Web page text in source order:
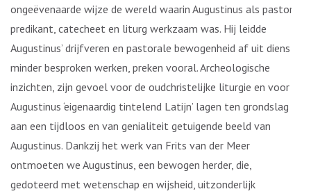
ongeëvenaarde wijze de wereld waarin Augustinus als pastor,
predikant, catecheet en liturg werkzaam was. Hij leidde
Augustinus’ drijfveren en pastorale bewogenheid af uit diens
minder besproken werken, preken vooral. Archeologische
inzichten, zijn gevoel voor de oudchristelijke liturgie en voor
Augustinus ‘eigenaardig tintelend Latijn’ lagen ten grondslag
aan een tijdloos en van genialiteit getuigende beeld van
Augustinus. Dankzij het werk van Frits van der Meer
ontmoeten we Augustinus, een bewogen herder, die,
gedoteerd met wetenschap en wijsheid, uitzonderlijk